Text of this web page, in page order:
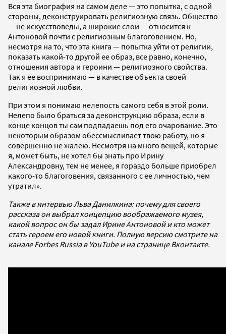
Вся эта биография на самом деле — это попытка, с одной
стороны, деконструировать религиозную связь. Общество
— не искусствоведы, а широкие слои — относится к
Антоновой почти с религиозным благоговением. Но,
несмотря на то, что эта книга — попытка уйти от религии,
показать какой-то другой ее образ, все равно, конечно,
отношения автора и героини — религиозного свойства.
Так я ее воспринимаю — в качестве объекта своей
религиозной любви.
При этом я понимаю нелепость самого себя в этой роли.
Нелепо было браться за деконструкцию образа, если в
конце концов ты сам подпадаешь под его очарование. Это
некоторым образом обессмысливает твою работу, но я
совершенно не жалею. Несмотря на много вещей, которые
я, может быть, не хотел бы знать про Ирину
Александровну, тем не менее, я гораздо больше приобрел
какого-то благоговения, связанного с ее личностью, чем
утратил».
Также в интервью Льва Данилкина: почему для своего
рассказа он выбрал концепцию воображаемого музея,
какой вопрос он бы задал Ирине Антоновой и кто может
стать героем его новой книги. Полную версию смотрите на
канале Forbes Russia в YouTube и на странице Вконтакте.